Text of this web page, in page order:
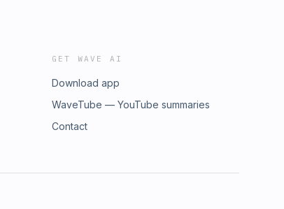
GET WAVE AI
Download app
WaveTube — YouTube summaries
Contact